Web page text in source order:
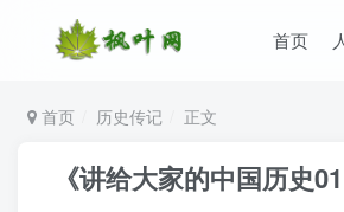
首页
首页 历史传记 正文
《讲给大家的中国历史